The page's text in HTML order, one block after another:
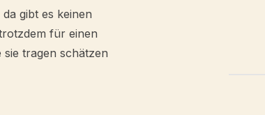
gibt es keinen
für einen
sie tragen schätzen